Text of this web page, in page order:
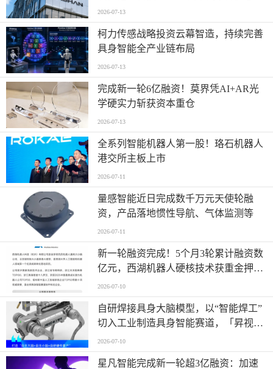
2026-07-13
柯力传感战略投资云幕智造，持续完善
具身智能全产业链布局
2026-07-13
完成新一轮6亿融资！莫界凭AI+AR光
学硬实力斩获资本重仓
2026-07-13
全系列智能机器人第一股！珞石机器人
港交所主板上市
2026-07-11
量感智能近日完成数千万元天使轮融
资，产品落地惯性导航、气体监测等
2026-07-11
新一轮融资完成！5个月3轮累计融资数
亿元，西湖机器人硬核技术获重金押
注！
2026-07-10
自研焊接具身大脑模型，以“智能焊工”
切入工业制造具身智能赛道，「昇视唯
盛」完成数亿元B轮融资
2026-07-10
星凡智能完成新一轮超3亿融资：加速